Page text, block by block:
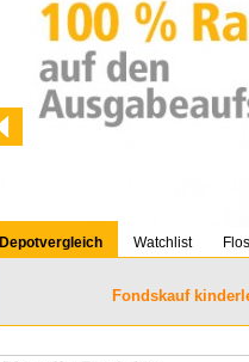
Depotvergleich Watchlist
Fondskauf